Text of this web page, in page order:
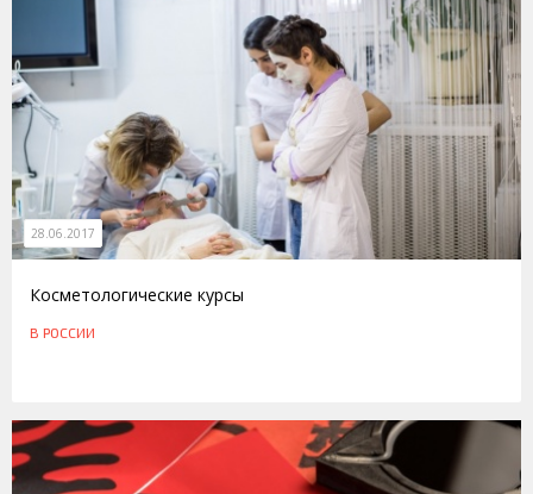
28.06.2017
Косметологические курсы
В РОССИИ